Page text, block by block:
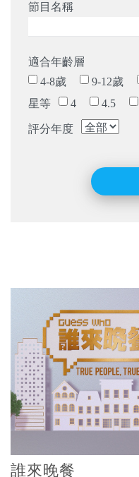
節目名稱
適合年齡層
4-8歲
9-12歲
星等
4 4.5
評分年度
誰來晚餐